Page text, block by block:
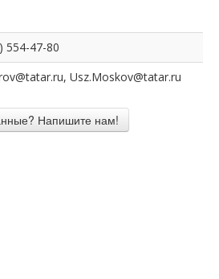
554-47-80
Usz.Moskov@tatar.ru